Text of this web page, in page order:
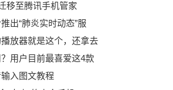
移至腾讯手机管家
出“肺炎实时动态”服
放器就是这个，还拿去
用户目前最喜爱这4款
入图文教程